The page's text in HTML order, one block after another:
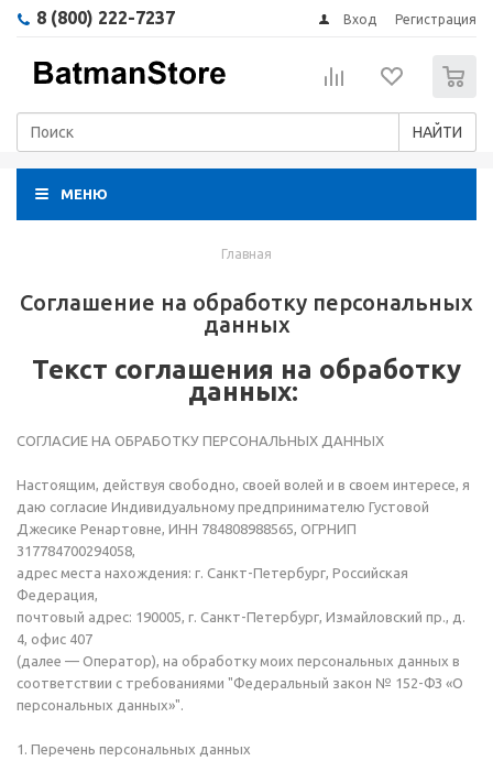
8 (800) 222-7237 Вход Регистрация
НАЙТИ
МЕНЮ
Главная
Соглашение на обработку персональных
данных
Текст соглашения на обработку
данных:
СОГЛАСИЕ НА ОБРАБОТКУ ПЕРСОНАЛЬНЫХ ДАННЫХ
Настоящим, действуя свободно, своей волей и в своем интересе, я
даю согласие Индивидуальному предпринимателю Густовой
Джесике Ренартовне, ИНН 784808988565, ОГРНИП
317784700294058,
адрес места нахождения: г. Санкт-Петербург, Российская
Федерация,
почтовый адрес: 190005, г. Санкт-Петербург, Измайловский пр., д.
4, офис 407
(далее — Оператор), на обработку моих персональных данных в
соответствии с требованиями "Федеральный закон № 152-ФЗ «О
персональных данных»".
1. Перечень персональных данных